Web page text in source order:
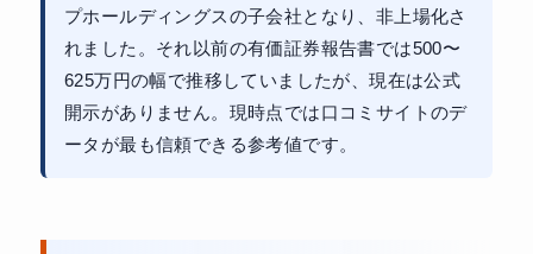
プホールディングスの子会社となり、非上場化さ
れました。それ以前の有価証券報告書では500〜
625万円の幅で推移していましたが、現在は公式
開示がありません。現時点では口コミサイトのデ
ータが最も信頼できる参考値です。